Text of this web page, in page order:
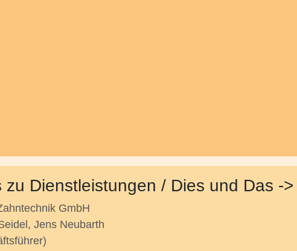
zu Dienstleistungen / Dies und Das -
GmbH
Jens Neubarth